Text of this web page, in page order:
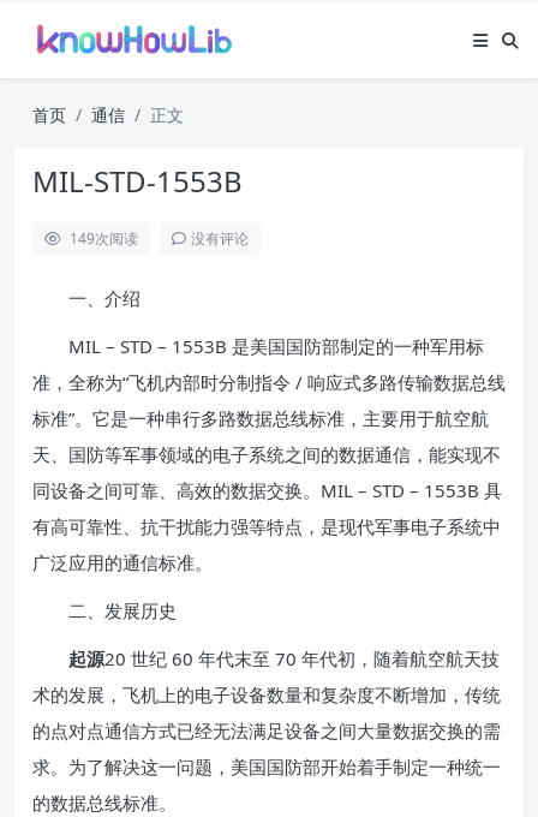
首页 通信 正文
MIL-STD-1553B
149次阅读 没有评论
一、介绍
MIL – STD – 1553B 是美国国防部制定的一种军用标
准，全称为“飞机内部时分制指令 / 响应式多路传输数据总线
标准”。它是一种串行多路数据总线标准，主要用于航空航
天、国防等军事领域的电子系统之间的数据通信，能实现不
同设备之间可靠、高效的数据交换。MIL – STD – 1553B 具
有高可靠性、抗干扰能力强等特点，是现代军事电子系统中
广泛应用的通信标准。
二、发展历史
起源20 世纪 60 年代末至 70 年代初，随着航空航天技
术的发展，飞机上的电子设备数量和复杂度不断增加，传统
的点对点通信方式已经无法满足设备之间大量数据交换的需
求。为了解决这一问题，美国国防部开始着手制定一种统一
的数据总线标准。